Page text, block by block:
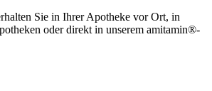
Sie in Ihrer Apotheke vor Ort, in
oder direkt in unserem amitamin®-